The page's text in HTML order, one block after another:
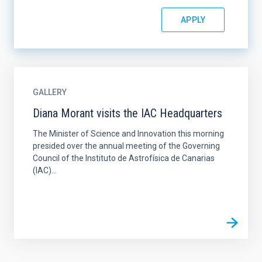
GALLERY
Diana Morant visits the IAC Headquarters
The Minister of Science and Innovation this morning
presided over the annual meeting of the Governing
Council of the Instituto de Astrofísica de Canarias
(IAC)...